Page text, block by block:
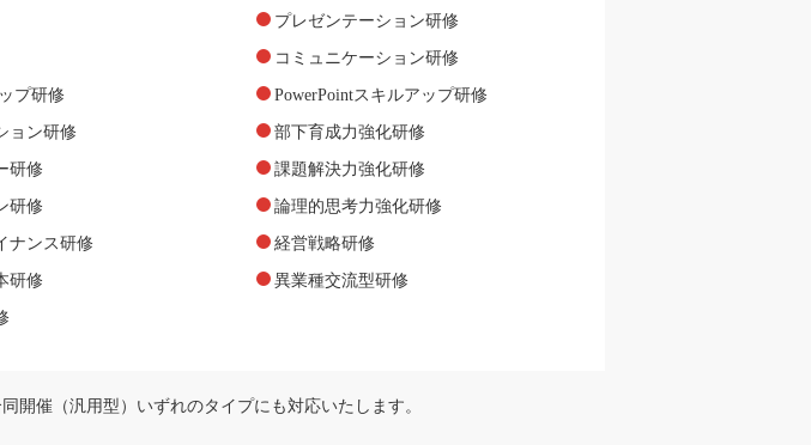
プレゼンテーション研修
コミュニケーション研修
プ研修 PowerPointスキルアップ研修
ョン研修 部下育成力強化研修
研修 課題解決力強化研修
研修 論理的思考力強化研修
ナンス研修 経営戦略研修
研修 異業種交流型研修
開催（汎用型）いずれのタイプにも対応いたします。